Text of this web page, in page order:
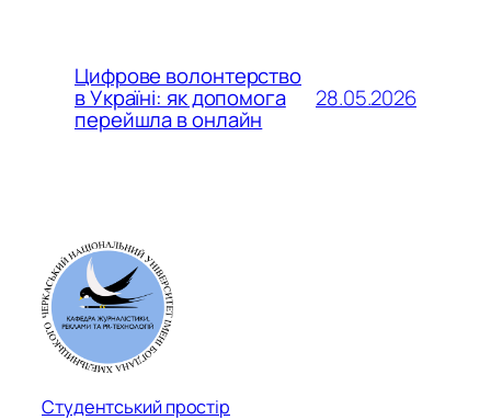
Цифрове волонтерство
в Україні: як допомога
перейшла в онлайн
28.05.2026
Студентський простір